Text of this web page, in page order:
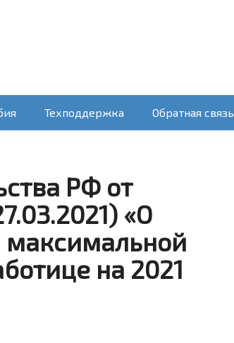
Техподдержка Обратная связь
РФ от
«О
на 2021